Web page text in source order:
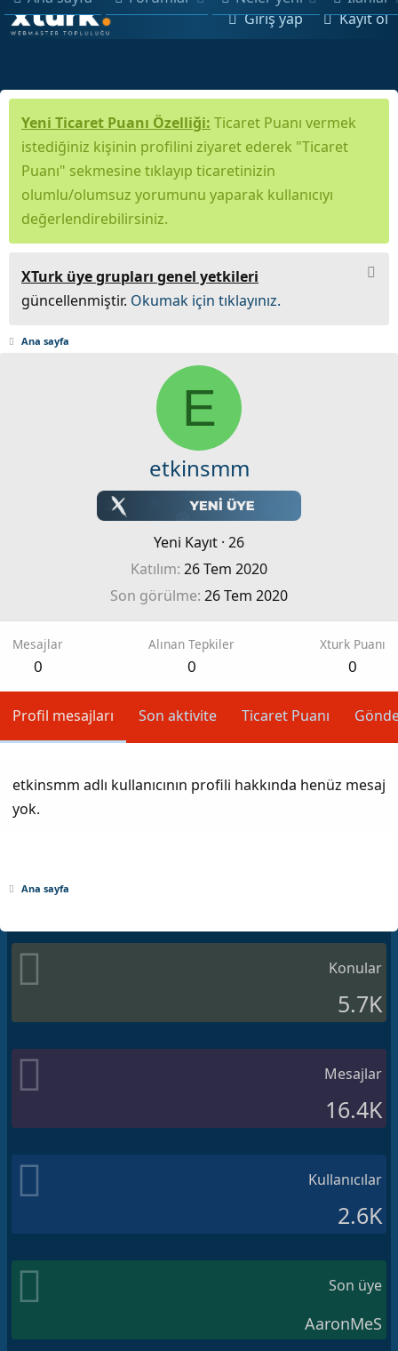
Giriş yap Kayıt ol
Yeni Ticaret Puanı Özelliği: Ticaret Puanı vermek
istediğiniz kişinin profilini ziyaret ederek "Ticaret
Puanı" sekmesine tıklayıp ticaretinizin
olumlu/olumsuz yorumunu yaparak kullanıcıyı
değerlendirebilirsiniz.
XTurk üye grupları genel yetkileri
güncellenmiştir. Okumak için tıklayınız.
Ana sayfa
E
etkinsmm
Yeni Kayıt · 26
Katılım 26 Tem 2020
Son görülme 26 Tem 2020
Mesajlar
0
Alınan Tepkiler
0
Xturk Puanı
0
Profil mesajları Son aktivite Ticaret Puanı
etkinsmm adlı kullanıcının profili hakkında henüz mesaj
yok.
Ana sayfa
Konular
5.7K
Mesajlar
16.4K
Kullanıcılar
2.6K
Son üye
AaronMeS